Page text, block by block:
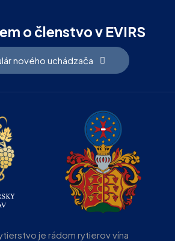
o členstvo v EVIRS
nového uchádzača
je rádom rytierov vína